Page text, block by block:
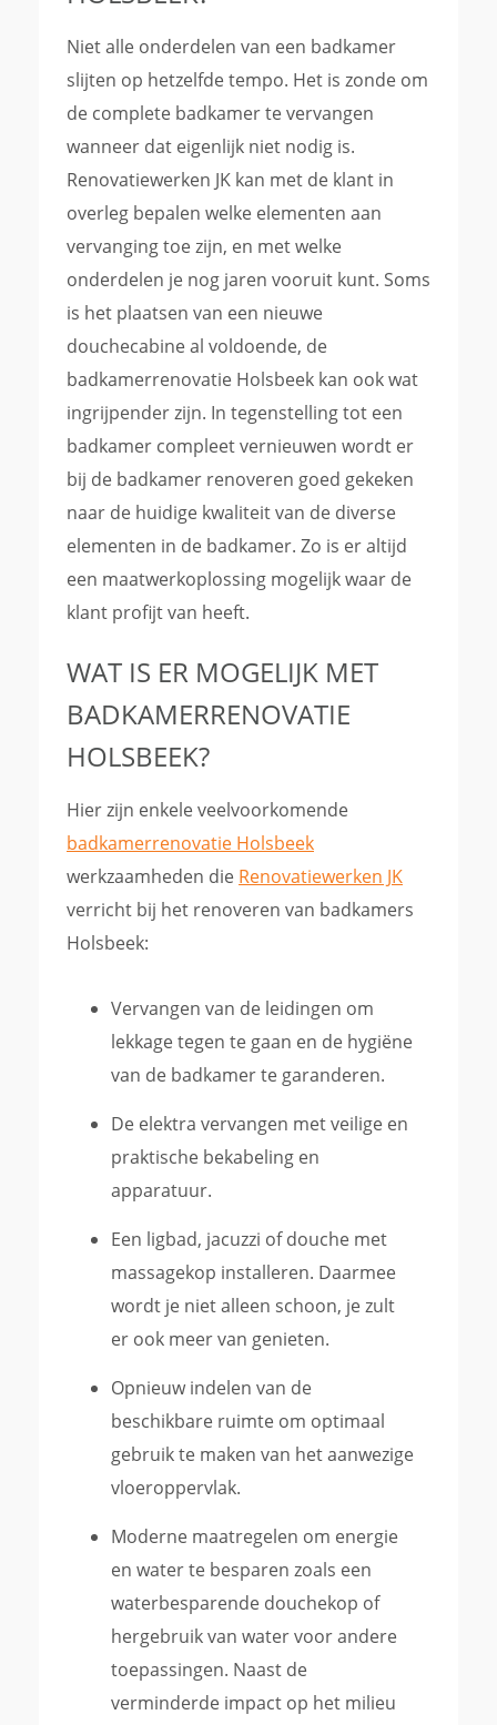
Niet alle onderdelen van een badkamer
slijten op hetzelfde tempo. Het is zonde om
de complete badkamer te vervangen
wanneer dat eigenlijk niet nodig is.
Renovatiewerken JK kan met de klant in
overleg bepalen welke elementen aan
vervanging toe zijn, en met welke
onderdelen je nog jaren vooruit kunt. Soms
is het plaatsen van een nieuwe
douchecabine al voldoende, de
badkamerrenovatie Holsbeek kan ook wat
ingrijpender zijn. In tegenstelling tot een
badkamer compleet vernieuwen wordt er
bij de badkamer renoveren goed gekeken
naar de huidige kwaliteit van de diverse
elementen in de badkamer. Zo is er altijd
een maatwerkoplossing mogelijk waar de
klant profijt van heeft.
WAT IS ER MOGELIJK MET
BADKAMERRENOVATIE
HOLSBEEK?
Hier zijn enkele veelvoorkomende
badkamerrenovatie Holsbeek
werkzaamheden die Renovatiewerken JK
verricht bij het renoveren van badkamers
Holsbeek:
Vervangen van de leidingen om
lekkage tegen te gaan en de hygiëne
van de badkamer te garanderen.
De elektra vervangen met veilige en
praktische bekabeling en
apparatuur.
Een ligbad, jacuzzi of douche met
massagekop installeren. Daarmee
wordt je niet alleen schoon, je zult
er ook meer van genieten.
Opnieuw indelen van de
beschikbare ruimte om optimaal
gebruik te maken van het aanwezige
vloeroppervlak.
Moderne maatregelen om energie
en water te besparen zoals een
waterbesparende douchekop of
hergebruik van water voor andere
toepassingen. Naast de
verminderde impact op het milieu